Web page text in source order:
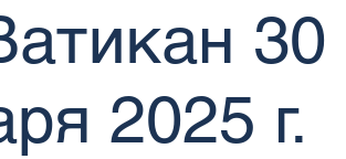
30
2025 г.